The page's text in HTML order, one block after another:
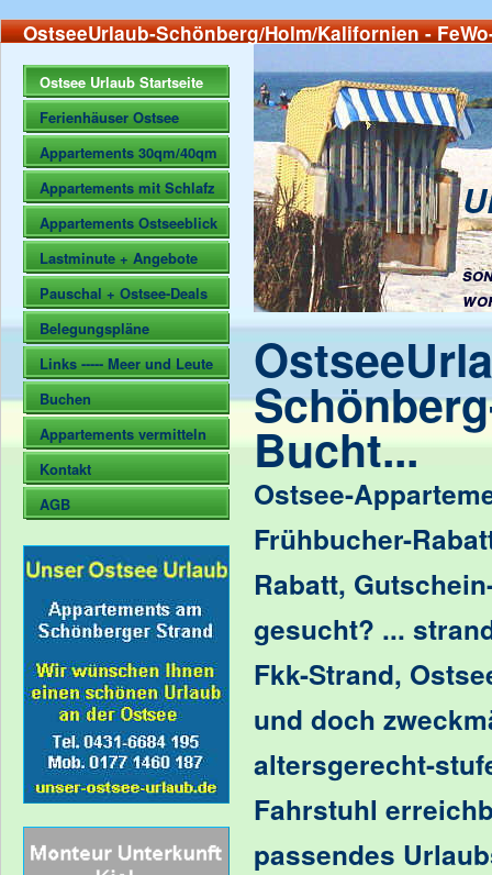
OstseeUrlaub-Schönberg/Holm/Kalifornien -
Ostsee Urlaub Startseite
Ferienhäuser Ostsee
Appartements 30qm/40qm
Appartements mit Schlafz
Appartements Ostseeblick
Lastminute + Angebote
Pauschal + Ostsee-Deals
Belegungspläne
Links ----- Meer und Leute
Buchen
Appartements vermitteln
Kontakt
AGB
Bucht...
Ostsee-
Frühbucher-
Rabatt,
gesucht? ...
Fkk-Strand,
und doch
altersgerecht-
Fahrstuhl
passendes